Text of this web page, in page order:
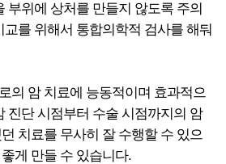
부위에 상처를 만들지 않도록 주의
를 위해서 통합의학적 검사를 해둬
의 암 치료에 능동적이며 효과적으
진단 시점부터 수술 시점까지의 암
치료를 무사히 잘 수행할 수 있으
게 만들 수 있습니다.